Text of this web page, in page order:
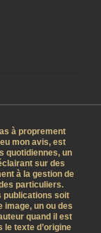
à proprement
mon avis, est
quotidiennes, un
sur des
à la gestion de
particuliers.
publications soit
image, un ou des
quand il est
texte d’origine